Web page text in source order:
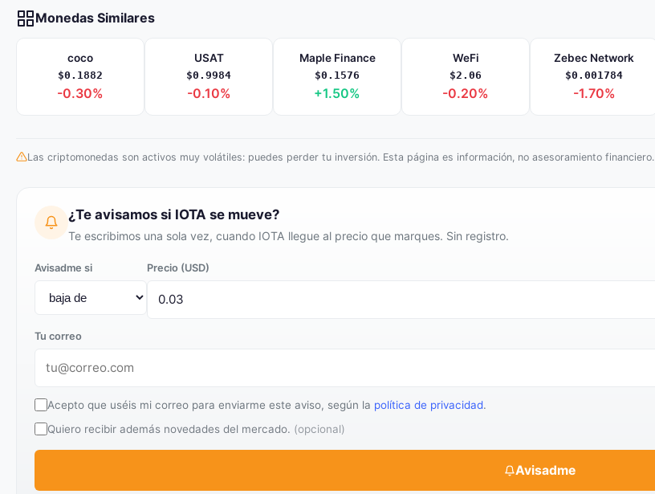
Monedas Similares
coco
$0.1882
-0.30%
USAT
$0.9984
-0.10%
Maple Finance
$0.1576
+1.50%
WeFi
$2.06
-0.20%
Zebec Network
$0.001784
-1.70%
Las criptomonedas son activos muy volátiles: puedes perder tu inversión. Esta página es información, no asesoramiento financiero.
¿Te avisamos si IOTA se mueve?
Te escribimos una sola vez, cuando IOTA llegue al precio que marques. Sin registro.
Avisadme si Precio (USD)
Tu correo
Acepto que uséis mi correo para enviarme este aviso, según la política de privacidad.
Quiero recibir además novedades del mercado. (opcional)
Avisadme